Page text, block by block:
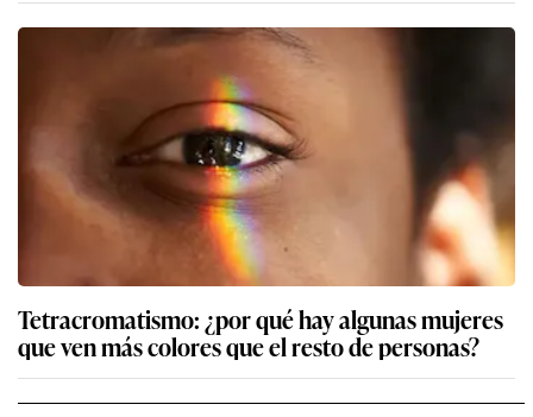
Tetracromatismo: ¿por qué hay algunas mujeres
que ven más colores que el resto de personas?